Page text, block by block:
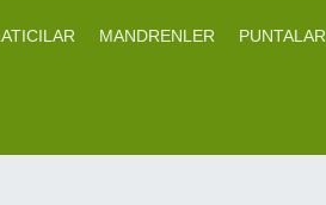
MANDRENLER PUNTALAR